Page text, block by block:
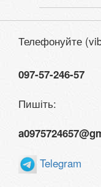
Телефонуйте
097-57-246-57
Пишіть:
Telegram